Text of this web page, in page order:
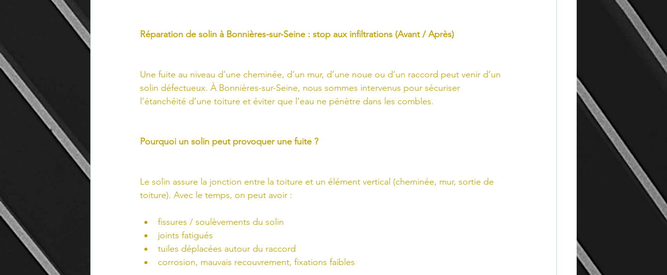
Réparation de solin à Bonnières-sur-Seine : stop aux infiltrations (Avant / Après)
Une fuite au niveau d’une cheminée, d’un mur, d’une noue ou d’un raccord peut venir d’un
solin défectueux. À Bonnières-sur-Seine, nous sommes intervenus pour sécuriser
l’étanchéité d’une toiture et éviter que l’eau ne pénètre dans les combles.
Pourquoi un solin peut provoquer une fuite ?
Le solin assure la jonction entre la toiture et un élément vertical (cheminée, mur, sortie de
toiture). Avec le temps, on peut avoir :
fissures / soulèvements du solin
joints fatigués
tuiles déplacées autour du raccord
corrosion, mauvais recouvrement, fixations faibles